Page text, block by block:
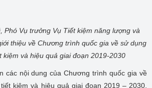
Phó Vụ trưởng Vụ Tiết kiệm năng lượng và
thiệu về Chương trình quốc gia về sử dụng
kiệm và hiệu quả giai đoạn 2019-2030
các nội dung của Chương trình quốc gia về
kiệm và hiệu quả giai đoạn 2019 – 2030,